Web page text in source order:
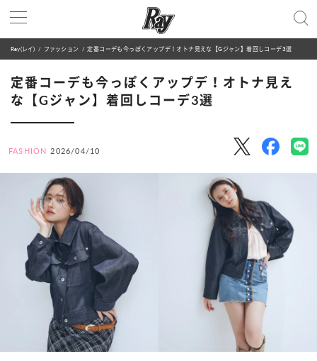
Ray(レイ) ファッション 定番コーデも今っぽくアップデ！オトナ見えな【Gジャン】着回しコーデ3選
定番コーデも今っぽくアップデ！オトナ見え
な【Gジャン】着回しコーデ3選
FASHION 2026/04/10